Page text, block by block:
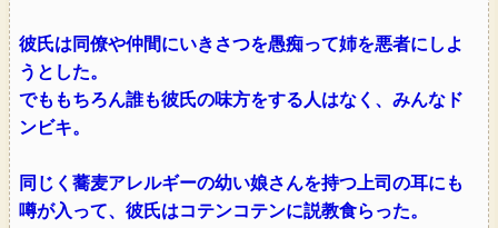
彼氏は同僚や仲間にいきさつを愚痴って姉を悪者にしよ
うとした。
でももちろん誰も彼氏の味方をする人はなく、みんなド
ンビキ。
同じく蕎麦アレルギーの幼い娘さんを持つ上司の耳にも
噂が入って、彼氏はコテンコテンに説教食らった。